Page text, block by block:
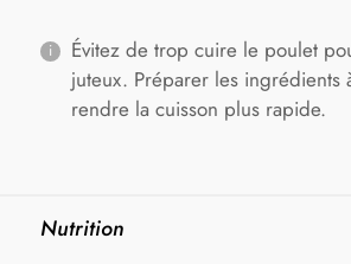
Évitez de trop cuire le poulet
juteux. Préparer les ingrédients
rendre la cuisson plus rapide.
Nutrition